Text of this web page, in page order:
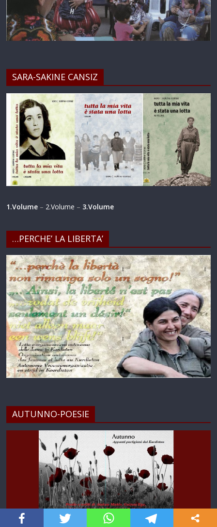
SARA-SAKINE CANSIZ
1.Volume – 2.Volume – 3.Volume
…PERCHE’ LA LIBERTA’
AUTUNNO-POESIE